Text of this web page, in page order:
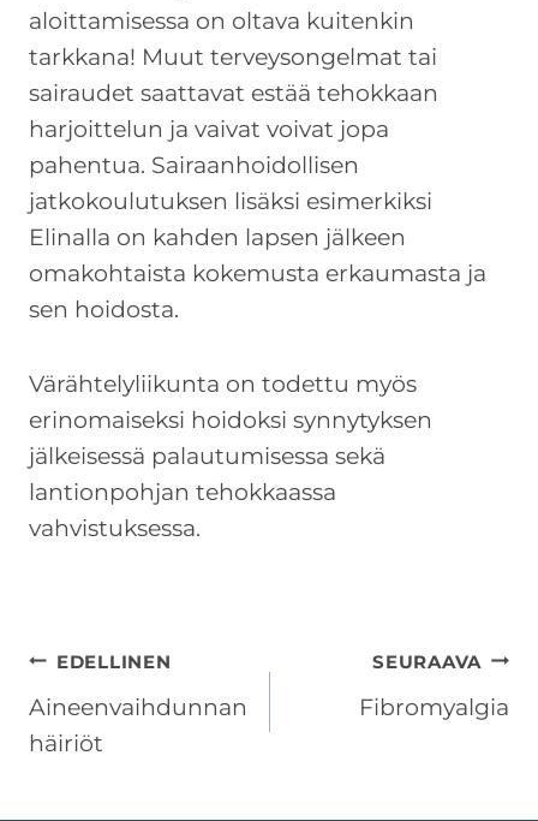
aloittamisessa on oltava kuitenkin
tarkkana! Muut terveysongelmat tai
sairaudet saattavat estää tehokkaan
harjoittelun ja vaivat voivat jopa
pahentua. Sairaanhoidollisen
jatkokoulutuksen lisäksi esimerkiksi
Elinalla on kahden lapsen jälkeen
omakohtaista kokemusta erkaumasta ja
sen hoidosta.
Värähtelyliikunta on todettu myös
erinomaiseksi hoidoksi synnytyksen
jälkeisessä palautumisessa sekä
lantionpohjan tehokkaassa
vahvistuksessa.
Artikkelien
selaus
EDELLINEN
Aineenvaihdunnan
häiriöt
SEURAAVA
Fibromyalgia